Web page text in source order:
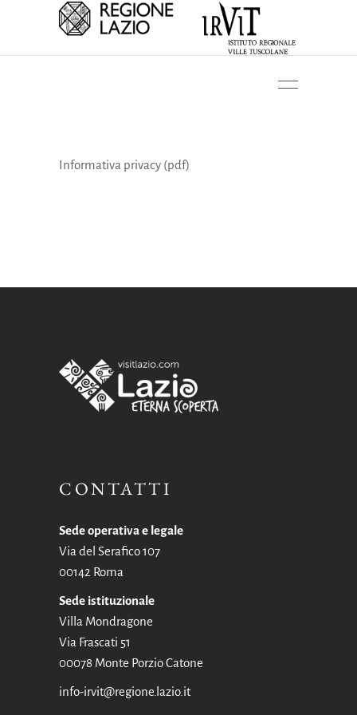
Informativa privacy (pdf)
CONTATTI
Sede operativa e legale
Via del Serafico 107
00142 Roma
Sede istituzionale
Villa Mondragone
Via Frascati 51
00078 Monte Porzio Catone
info-irvit@regione.lazio.it